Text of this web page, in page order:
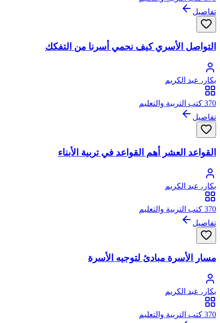
تفاصيل
التواصل الأسري كيف نحمي أسرنا من التفكك
بكار، عبد الكريم
370 كتب التربية والتعليم
تفاصيل
القواعد العشر أهم القواعد في تربية الأبناء
بكار، عبد الكريم
370 كتب التربية والتعليم
تفاصيل
مسار الأسرة مبادئ لتوجيه الأسرة
بكار، عبد الكريم
370 كتب التربية والتعليم